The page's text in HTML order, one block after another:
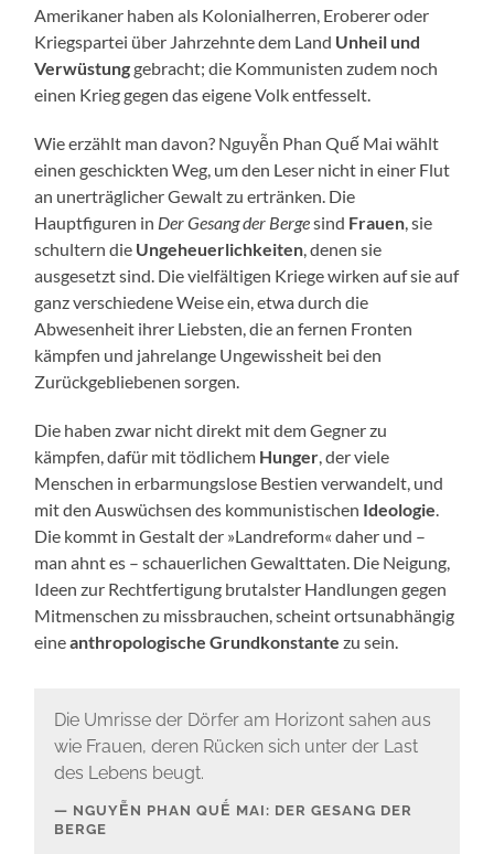
Amerikaner haben als Kolonialherren, Eroberer oder
Kriegspartei über Jahrzehnte dem Land Unheil und
Verwüstunggebracht; die Kommunisten zudem noch
einen Krieg gegen das eigene Volk entfesselt.
Wie erzählt man davon? Nguyễn Phan Quế Mai wählt
einen geschickten Weg, um den Leser nicht in einer Flut
an unerträglicher Gewalt zu ertränken. Die
Hauptfiguren in Der Gesang der Bergesind Frauen , sie
schultern die Ungeheuerlichkeiten , denen sie
ausgesetzt sind. Die vielfältigen Kriege wirken auf sie auf
ganz verschiedene Weise ein, etwa durch die
Abwesenheit ihrer Liebsten, die an fernen Fronten
kämpfen und jahrelange Ungewissheit bei den
Zurückgebliebenen sorgen.
Die haben zwar nicht direkt mit dem Gegner zu
kämpfen, dafür mit tödlichem Hunger , der viele
Menschen in erbarmungslose Bestien verwandelt, und
mit den Auswüchsen des kommunistischen Ideologie
Die kommt in Gestalt der »Landreform« daher und –
man ahnt es – schauerlichen Gewalttaten. Die Neigung,
Ideen zur Rechtfertigung brutalster Handlungen gegen
Mitmenschen zu missbrauchen, scheint ortsunabhängig
eineanthropologische Grundkonstante zu sein.
Die Umrisse der Dörfer am Horizont sahen aus
wie Frauen, deren Rücken sich unter der Last
des Lebens beugt.
NGUYỄN PHAN QUẾ MAI: DER GESANG DER
BERGE